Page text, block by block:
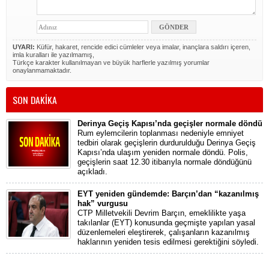
UYARI: Küfür, hakaret, rencide edici cümleler veya imalar, inançlara saldırı içeren,
imla kuralları ile yazılmamış,
Türkçe karakter kullanılmayan ve büyük harflerle yazılmış yorumlar
onaylanmamaktadır.
SON DAKİKA
Derinya Geçiş Kapısı’nda geçişler normale döndü
Rum eylemcilerin toplanması nedeniyle emniyet
tedbiri olarak geçişlerin durdurulduğu Derinya Geçiş
Kapısı’nda ulaşım yeniden normale döndü. Polis,
geçişlerin saat 12.30 itibarıyla normale döndüğünü
açıkladı.
EYT yeniden gündemde: Barçın’dan “kazanılmış
hak” vurgusu
CTP Milletvekili Devrim Barçın, emeklilikte yaşa
takılanlar (EYT) konusunda geçmişte yapılan yasal
düzenlemeleri eleştirerek, çalışanların kazanılmış
haklarının yeniden tesis edilmesi gerektiğini söyledi.